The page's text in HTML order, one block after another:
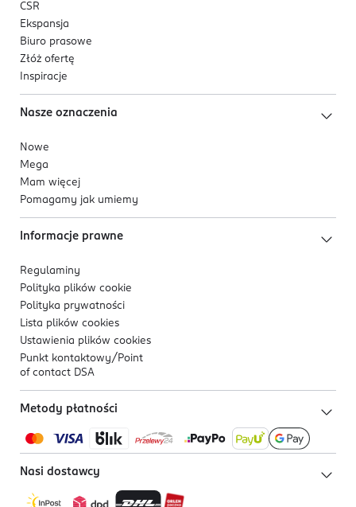
CSR
Ekspansja
Biuro prasowe
Złóż ofertę
Inspiracje
Nasze oznaczenia
Nowe
Mega
Mam więcej
Pomagamy jak umiemy
Informacje prawne
Regulaminy
Polityka plików cookie
Polityka prywatności
Lista plików cookies
Ustawienia plików cookies
Punkt kontaktowy/ Point
of contact DSA
Metody płatności
Nasi dostawcy